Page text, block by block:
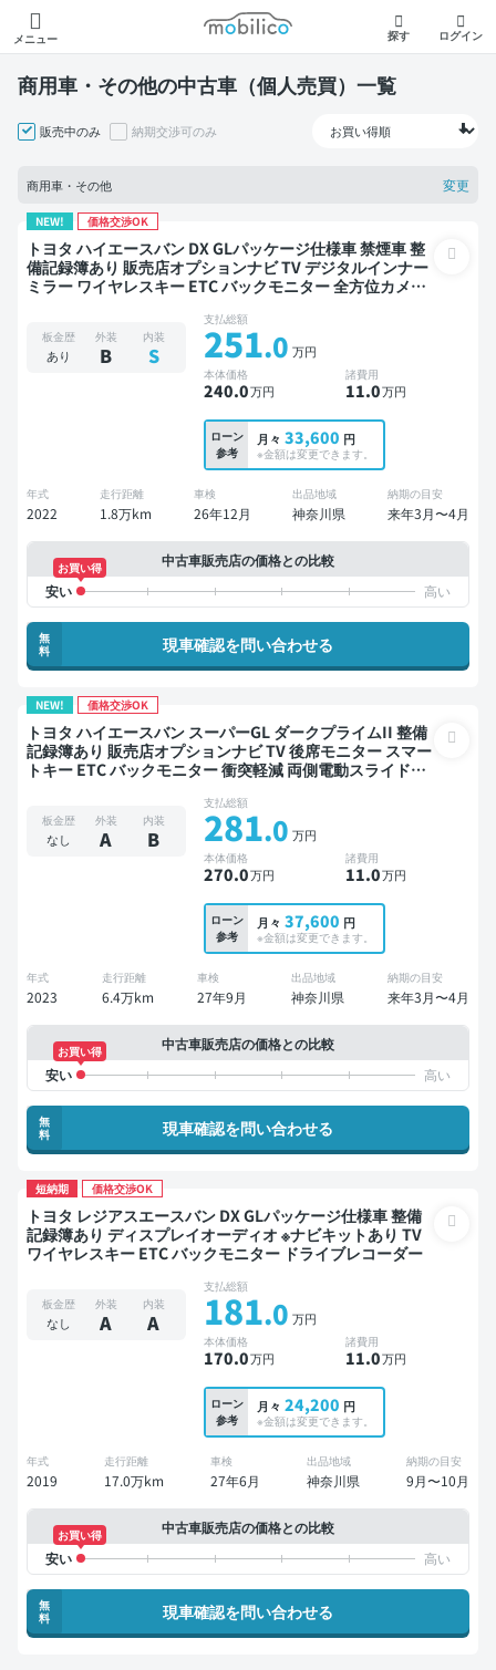
メニュー
モビリコ
探す ログイン
商用車・その他の中古車（個人売買）一覧
販売中のみ 納期交渉可のみ
商用車・その他 変更
NEW! 価格交渉OK
トヨタ ハイエースバン DX GLパッケージ仕様車 禁煙車 整
備記録簿あり 販売店オプションナビ TV デジタルインナー
ミラー ワイヤレスキー ETC バックモニター 全方位カメラ
板金歴
あり
外装
B
内装
S
支払総額
251.0 万円
本体価格
240.0万円
諸費用
11.0万円
ローン
参考
月々 33,600 円
※金額は変更できます。
年式
2022
走行距離
1.8万km
車検
26年12月
出品地域
神奈川県
納期の目安
来年3月〜4月
中古車販売店の価格との比較
お買い得
無
料
現車確認を問い合わせる
NEW! 価格交渉OK
トヨタ ハイエースバン スーパーGL ダークプライムII 整備
記録簿あり 販売店オプションナビ TV 後席モニター スマー
トキー ETC バックモニター 衝突軽減 両側電動スライドド
板金歴
なし
外装
A
内装
B
支払総額
281.0 万円
本体価格
270.0万円
諸費用
11.0万円
ローン
参考
月々 37,600 円
※金額は変更できます。
年式
2023
走行距離
6.4万km
車検
27年9月
出品地域
神奈川県
納期の目安
来年3月〜4月
中古車販売店の価格との比較
お買い得
無
料
現車確認を問い合わせる
短納期 価格交渉OK
トヨタ レジアスエースバン DX GLパッケージ仕様車 整備
記録簿あり ディスプレイオーディオ ※ナビキットあり TV
ワイヤレスキー ETC バックモニター ドライブレコーダー
板金歴
なし
外装
A
内装
A
支払総額
181.0 万円
本体価格
170.0万円
諸費用
11.0万円
ローン
参考
月々 24,200 円
※金額は変更できます。
年式
2019
走行距離
17.0万km
車検
27年6月
出品地域
神奈川県
納期の目安
9月〜10月
中古車販売店の価格との比較
お買い得
無
料
現車確認を問い合わせる